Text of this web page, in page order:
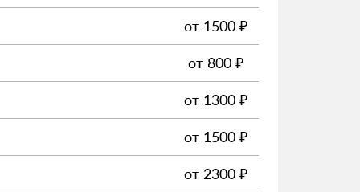
от 1500 ₽
от 800 ₽
от 1300 ₽
от 1500 ₽
от 2300 ₽